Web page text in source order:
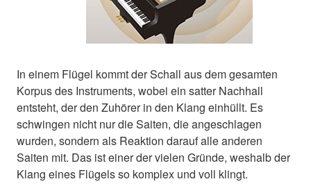
In einem Flügel kommt der Schall aus dem gesamten
Korpus des Instruments, wobei ein satter Nachhall
entsteht, der den Zuhörer in den Klang einhüllt. Es
schwingen nicht nur die Saiten, die angeschlagen
wurden, sondern als Reaktion darauf alle anderen
Saiten mit. Das ist einer der vielen Gründe, weshalb der
Klang eines Flügels so komplex und voll klingt.